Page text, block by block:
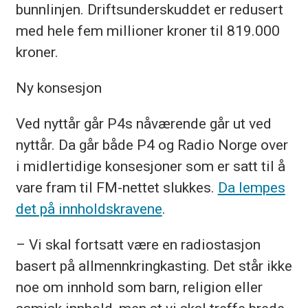
bunnlinjen. Driftsunderskuddet er redusert
med hele fem millioner kroner til 819.000
kroner.
Ny konsesjon
Ved nyttår går P4s nåværende går ut ved
nyttår. Da går både P4 og Radio Norge over
i midlertidige konsesjoner som er satt til å
vare fram til FM-nettet slukkes. Da lempes
det på innholdskravene.
– Vi skal fortsatt være en radiostasjon
basert på allmennkringkasting. Det står ikke
noe om innhold som barn, religion eller